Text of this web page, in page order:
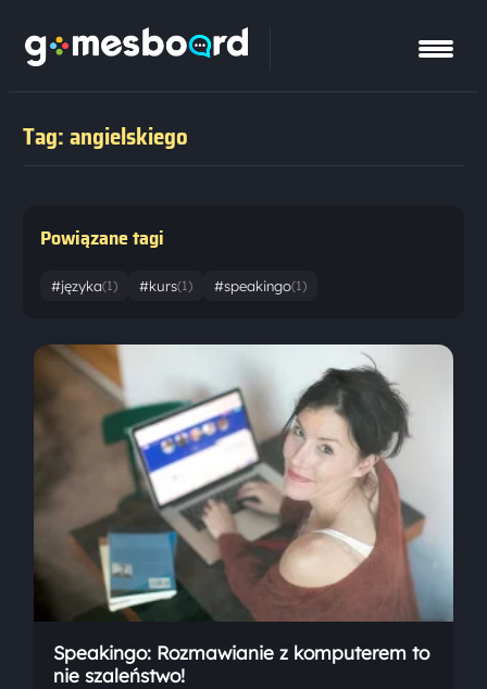
Tag: angielskiego
Powiązane tagi
#języka(1) #kurs(1) #speakingo(1)
Speakingo: Rozmawianie z komputerem to
nie szaleństwo!